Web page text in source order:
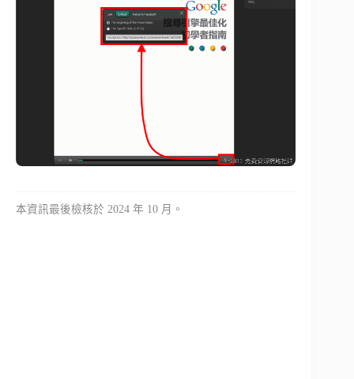
本資訊最後檢核於 2024 年 10 月。